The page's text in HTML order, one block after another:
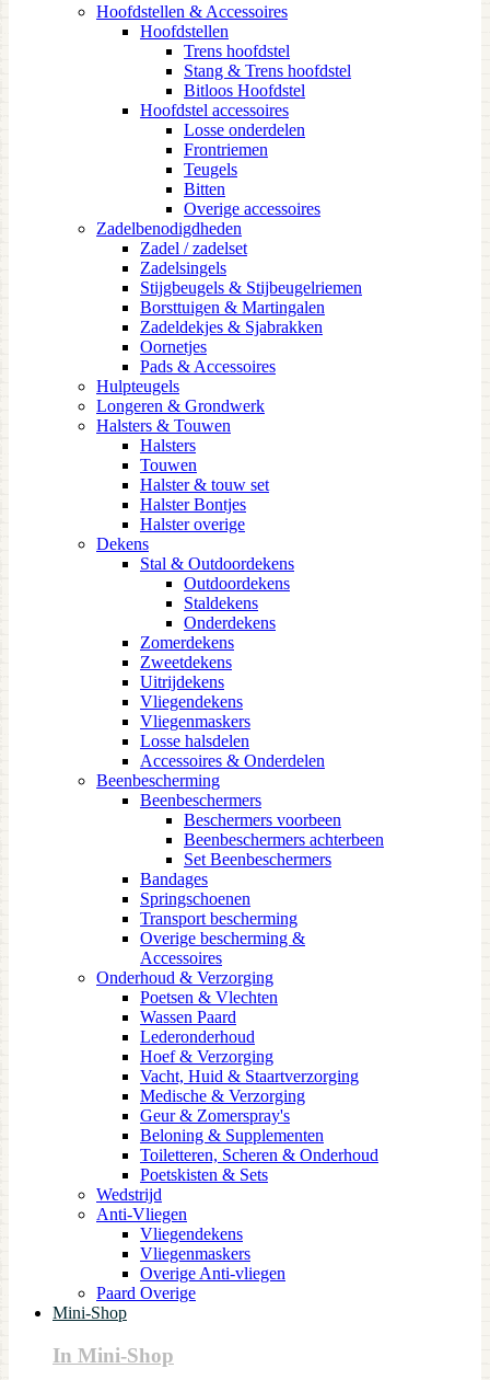
Hoofdstellen & Accessoires
Hoofdstellen
Trens hoofdstel
Stang & Trens hoofdstel
Bitloos Hoofdstel
Hoofdstel accessoires
Losse onderdelen
Frontriemen
Teugels
Bitten
Overige accessoires
Zadelbenodigdheden
Zadel / zadelset
Zadelsingels
Stijgbeugels & Stijbeugelriemen
Borsttuigen & Martingalen
Zadeldekjes & Sjabrakken
Oornetjes
Pads & Accessoires
Hulpteugels
Longeren & Grondwerk
Halsters & Touwen
Halsters
Touwen
Halster & touw set
Halster Bontjes
Halster overige
Dekens
Stal & Outdoordekens
Outdoordekens
Staldekens
Onderdekens
Zomerdekens
Zweetdekens
Uitrijdekens
Vliegendekens
Vliegenmaskers
Losse halsdelen
Accessoires & Onderdelen
Beenbescherming
Beenbeschermers
Beschermers voorbeen
Beenbeschermers achterbeen
Set Beenbeschermers
Bandages
Springschoenen
Transport bescherming
Overige bescherming &
Accessoires
Onderhoud & Verzorging
Poetsen & Vlechten
Wassen Paard
Lederonderhoud
Hoef & Verzorging
Vacht, Huid & Staartverzorging
Medische & Verzorging
Geur & Zomerspray's
Beloning & Supplementen
Toiletteren, Scheren & Onderhoud
Poetskisten & Sets
Wedstrijd
Anti-Vliegen
Vliegendekens
Vliegenmaskers
Overige Anti-vliegen
Paard Overige
Mini-Shop
In Mini-Shop